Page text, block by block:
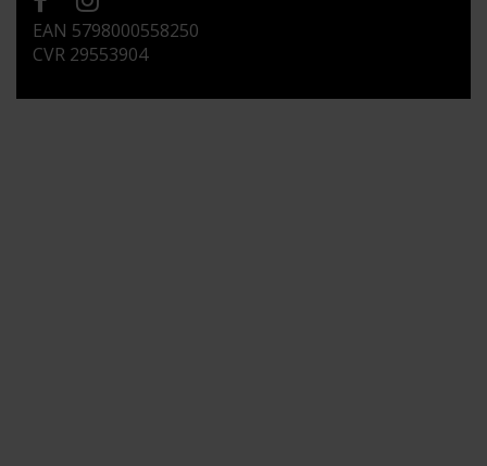
EAN 5798000558250
CVR 29553904